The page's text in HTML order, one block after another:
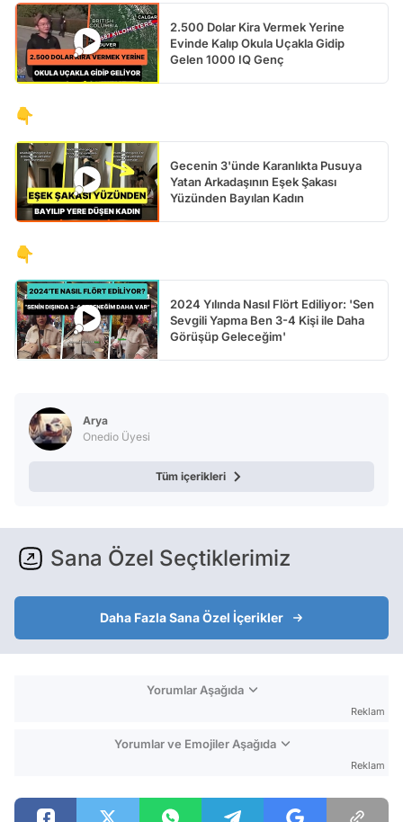
2.500 Dolar Kira Vermek Yerine
Evinde Kalıp Okula Uçakla Gidip
Gelen 1000 IQ Genç
👇
Gecenin 3'ünde Karanlıkta Pusuya
Yatan Arkadaşının Eşek Şakası
Yüzünden Bayılan Kadın
👇
2024 Yılında Nasıl Flört Ediliyor: 'Sen
Sevgili Yapma Ben 3-4 Kişi ile Daha
Görüşüp Geleceğim'
Arya
Onedio Üyesi
Tüm içerikleri
Sana Özel Seçtiklerimiz
Daha Fazla Sana Özel İçerikler
Yorumlar Aşağıda
Reklam
Yorumlar ve Emojiler Aşağıda
Reklam